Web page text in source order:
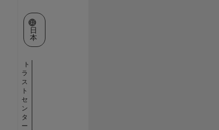
Web サイトの選択
日
本
ト
ラ
ス
ト
セ
ン
タ
ー